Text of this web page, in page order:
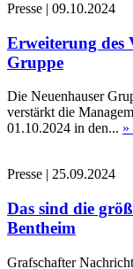
Presse | 09.10.2024
Erweiterung des
Gruppe
Die Neuenhauser
verstärkt die
01.10.2024 in den... »
Presse | 25.09.2024
Das sind die
Bentheim
Grafschafter